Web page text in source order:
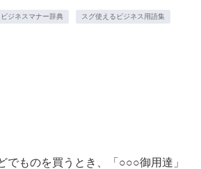
ビジネスマナー辞典 スグ使えるビジネス用語集
でものを買うとき、「○○○御用達」